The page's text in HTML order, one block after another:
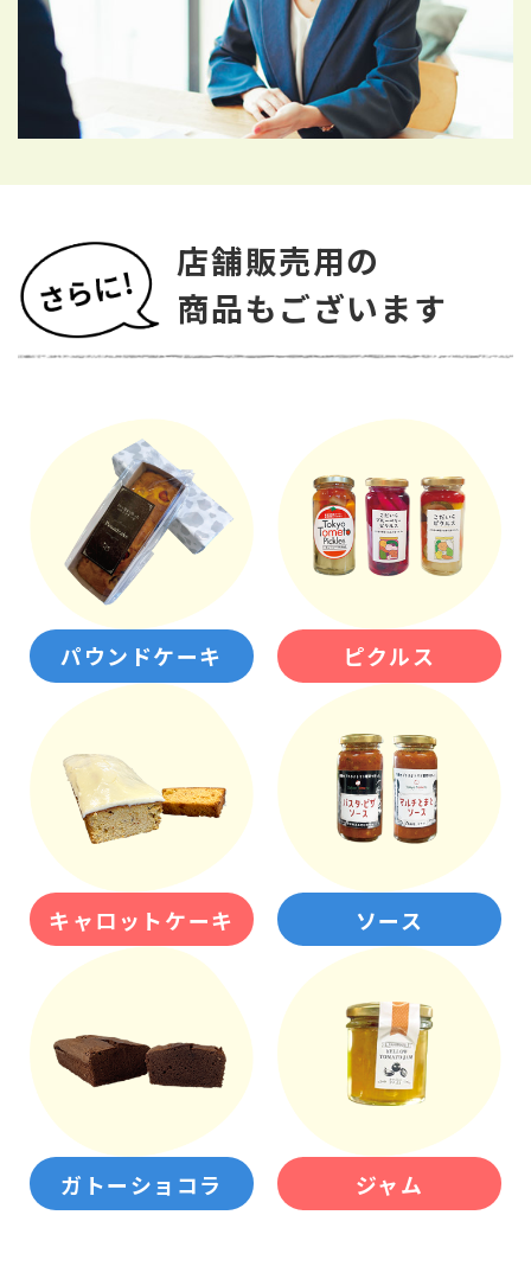
店舗販売用の
商品もございます
パウンドケーキ ピクルス
キャロットケーキ ソース
ガトーショコラ ジャム